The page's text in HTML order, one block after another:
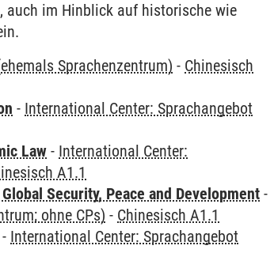
auch im Hinblick auf historische wie
Sprachenzentrum) - Chinesisch
- International Center: Sprachangebot
Law - International Center:
A1.1
Security, Peace and Development -
ohne CPs) - Chinesisch A1.1
- International Center: Sprachangebot